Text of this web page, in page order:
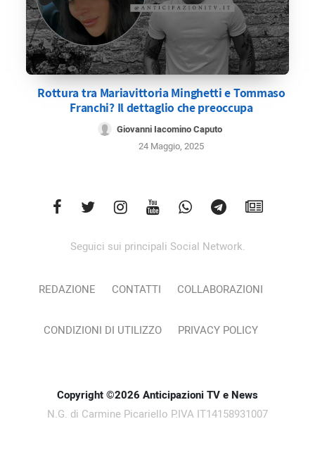
Rottura tra Mariavittoria Minghetti e Tommaso
Franchi? Il dettaglio che preoccupa
Giovanni Iacomino Caputo
24 Maggio, 2025
Seguici sui principali Social Network.
REDAZIONE CONTATTI COLLABORAZIONI
CONDIZIONI DI UTILIZZO PRIVACY POLICY
Copyright ©2026 Anticipazioni TV e News
N.G. di Carmine Picariello P.IVA IT14158931007